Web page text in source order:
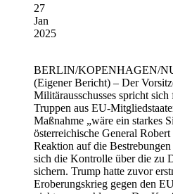
27
Jan
2025
BERLIN/KOPENHAGEN/
(Eigener Bericht) – Der
Militärausschusses spricht
Truppen aus EU-
Maßnahme „wäre ein starkes
österreichische General
Reaktion auf die
sich die Kontrolle über die zu
sichern. Trump hatte zuvor
Eroberungskrieg gegen den